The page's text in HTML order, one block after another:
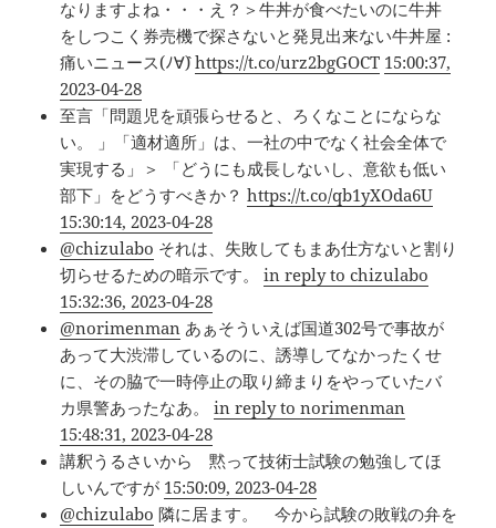
なりますよね・・・え？＞牛丼が食べたいのに牛丼
をしつこく券売機で探さないと発見出来ない牛丼屋 :
痛いニュース(ﾉ∀`)https://t.co/urz2bgGOCT 15:00:37,
2023-04-28
至言「問題児を頑張らせると、ろくなことにならな
い。 」「適材適所」は、一社の中でなく社会全体で
実現する」＞ 「どうにも成長しないし、意欲も低い
部下」をどうすべきか？https://t.co/qb1yXOda6U
15:30:14, 2023-04-28
@chizulabo それは、失敗してもまあ仕方ないと割り
切らせるための暗示です。in reply to chizulabo
15:32:36, 2023-04-28
@norimenman あぁそういえば国道302号で事故が
あって大渋滞しているのに、誘導してなかったくせ
に、その脇で一時停止の取り締まりをやっていたバ
カ県警あったなあ。in reply to norimenman
15:48:31, 2023-04-28
講釈うるさいから 黙って技術士試験の勉強してほ
しいんですが 15:50:09, 2023-04-28
@chizulabo 隣に居ます。 今から試験の敗戦の弁を